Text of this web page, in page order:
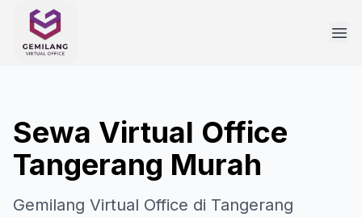
Sewa Virtual Office
Tangerang Murah
Gemilang Virtual Office di Tangerang